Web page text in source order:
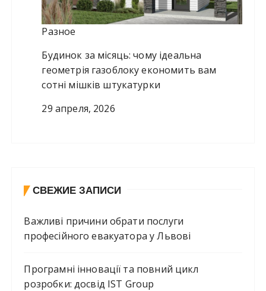
Разное
Будинок за місяць: чому ідеальна
геометрія газоблоку економить вам
сотні мішків штукатурки
29 апреля, 2026
СВЕЖИЕ ЗАПИСИ
Важливі причини обрати послуги
професійного евакуатора у Львові
Програмні інновації та повний цикл
розробки: досвід IST Group